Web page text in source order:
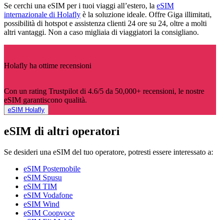
Se cerchi una eSIM per i tuoi viaggi all’estero, la eSIM
internazionale di Holafly è la soluzione ideale. Offre Giga illimitati,
possibilità di hotspot e assistenza clienti 24 ore su 24, oltre a molti
altri vantaggi. Non a caso migliaia di viaggiatori la consigliano.
Holafly ha ottime recensioni
Con un rating Trustpilot di 4.6/5 da 50,000+ recensioni, le nostre
eSIM garantiscono qualità.
eSIM Holafly
eSIM di altri operatori
Se desideri una eSIM del tuo operatore, potresti essere interessato a:
eSIM Postemobile
eSIM Spusu
eSIM TIM
eSIM Vodafone
eSIM Wind
eSIM Coopvoce